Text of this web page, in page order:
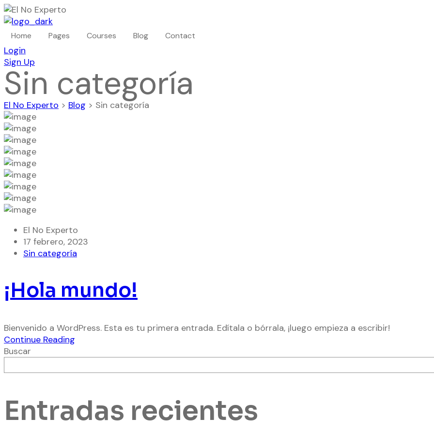
Home Pages Courses Blog Contact
Login
Sign Up
Sin categoría
El No Experto > Blog > Sin categoría
El No Experto
17 febrero, 2023
Sin categoría
¡Hola mundo!
Bienvenido a WordPress. Esta es tu primera entrada. Edítala o bórrala, ¡luego empieza a escribir!
Continue Reading
Buscar
Entradas recientes